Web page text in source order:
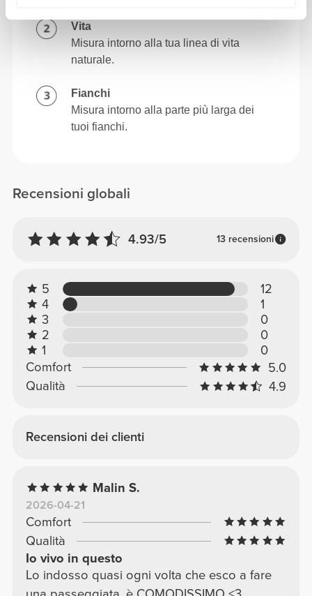
Recensioni globali
4.93/5 13 recensioni
5
12
4
1
3
0
2
0
1
0
Comfort
5.0
Qualità
4.9
Recensioni dei clienti
Malin S.
2026-04-21
Comfort
Qualità
Io vivo in questo
Lo indosso quasi ogni volta che esco a fare
Vita
Misura intorno alla tua linea di vita
naturale.
Fianchi
Misura intorno alla parte più larga dei
tuoi fianchi.